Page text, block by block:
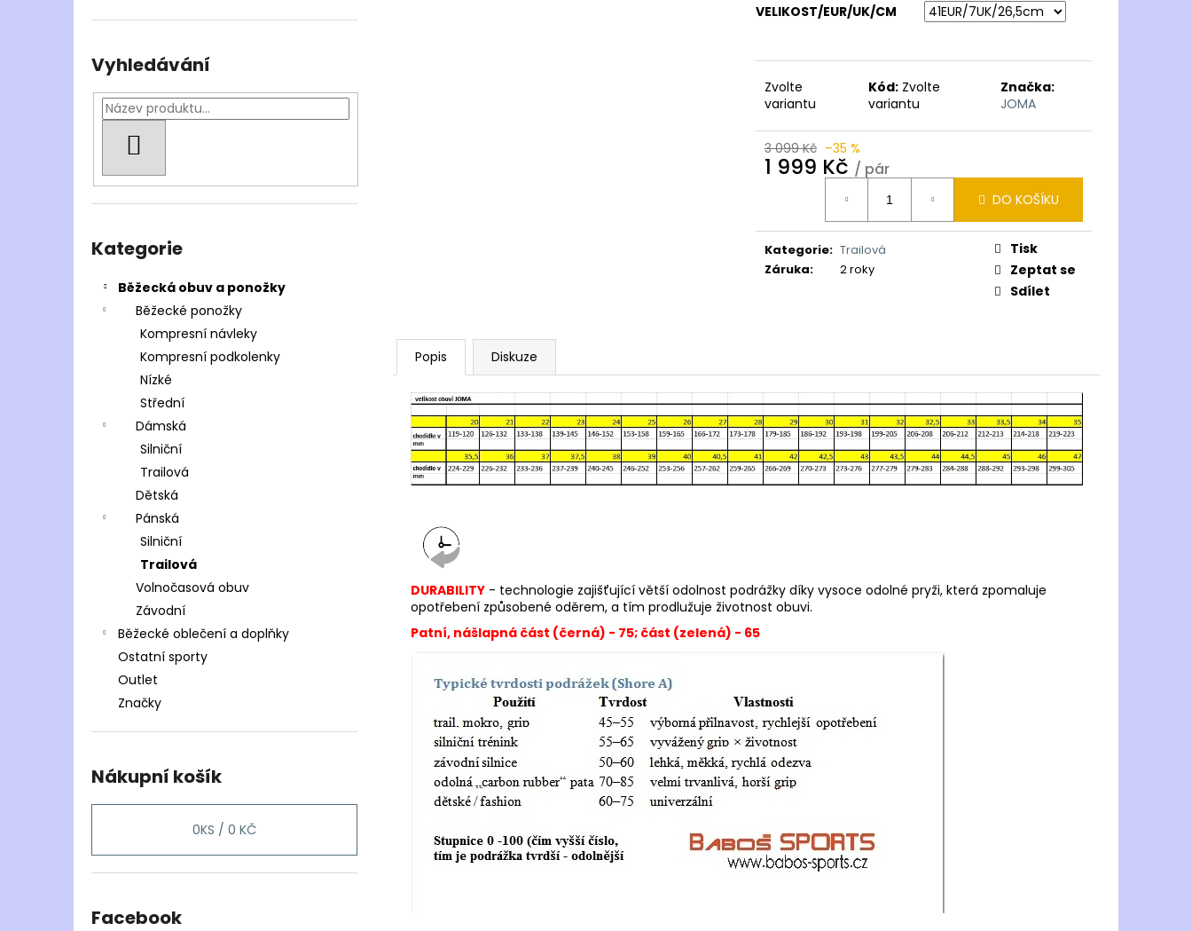
Vyhledávání
kategorie
Kategorie
Běžecká obuv a ponožky
Běžecké ponožky
Kompresní návleky
Kompresní podkolenky
Nízké
Střední
Dámská
Silniční
Trailová
Dětská
Pánská
Silniční
Trailová
Volnočasová obuv
Závodní
Běžecké oblečení a doplňky
Ostatní sporty
Outlet
Značky
Nákupní košík
0KS / 0 KČ
Facebook
VELIKOST/EUR/UK/CM
Zvolte
variantu
Kód: Zvolte
variantu
Značka:
JOMA
3 099 Kč –35 %
1 999 Kč / pár
DO KOŠÍKU
Kategorie: Trailová
Záruka: 2 roky
Tisk
Zeptat se
Sdílet
Popis Diskuze
DURABILITY - technologie zajišťující větší odolnost podrážky díky vysoce odolné pryži, která zpomaluje
opotřebení způsobené oděrem, a tím prodlužuje životnost obuvi.
Patní, nášlapná část (černá) - 75; část (zelená) - 65